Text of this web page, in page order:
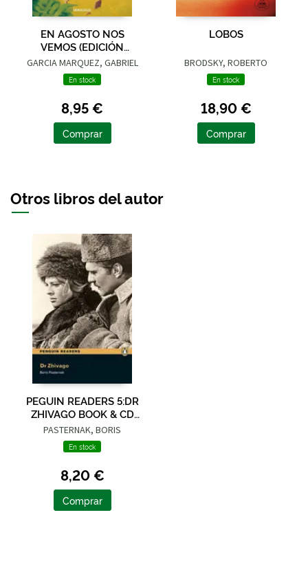
EN AGOSTO NOS
VEMOS (EDICIÓN
LIMITADA)
GARCIA MARQUEZ, GABRIEL
En stock
8,95 €
Comprar
LOBOS
BRODSKY, ROBERTO
En stock
18,90 €
Comprar
Otros libros del autor
PEGUIN READERS 5:DR
ZHIVAGO BOOK & CD
PACK
PASTERNAK, BORIS
En stock
8,20 €
Comprar